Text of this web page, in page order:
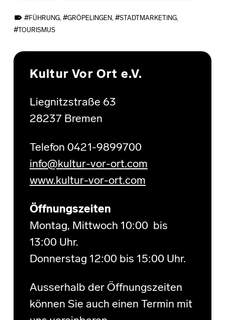
TAGGED AS:
FÜHRUNG, GRÖPELINGEN, STADTMARKETING,
TOURISMUS
Skip back to main navigation
Kultur Vor Ort e.V.
Liegnitzstraße 63
28237 Bremen
Telefon 0421-9899700
info@kultur-vor-ort.com
www.kultur-vor-ort.com
Öffnungszeiten
Montag, Mittwoch 10:00 bis
13:00 Uhr.
Donnerstag 12:00 bis 15:00 Uhr.
Ausserhalb der Öffnungszeiten
können Sie auch einen Termin mit